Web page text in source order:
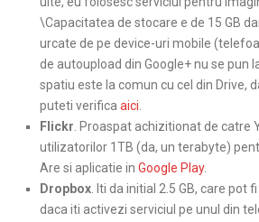
\Capacitatea de stocare e de 15 GB
urcate de pe device-uri mobile
de autoupload din Google+ nu se pun
spatiu este la comun cu cel din Drive,
puteti verifica aici
Flickr . Proaspat achizitionat de catre
utilizatorilor 1TB (da, un terabyte)
Are si aplicatie in Google Play.
Dropbox. Iti da initial 2.5 GB, care pot
daca iti activezi serviciul pe unul din